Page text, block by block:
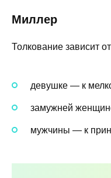
Миллер
Толкование зависит
девушке — к
замужней
мужчины — к